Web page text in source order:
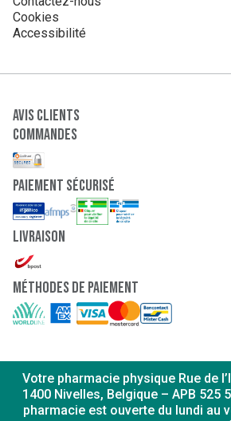
Cookies
Accessibilité
Avis clients
Commandes
paiement sécurisé
Livraison
Méthodes de paiement
Votre pharmacie physique Rue de
1400 Nivelles, Belgique – APB 525
pharmacie est ouverte du lundi au